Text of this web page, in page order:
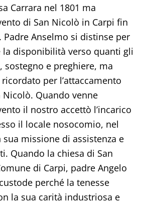
Carrara nel 1801 ma
di San Nicolò in Carpi fin
Padre Anselmo si distinse per
la disponibilità verso quanti gli
sostegno e preghiere, ma
per l’attaccamento
Nicolò. Quando venne
il nostro accettò l’incarico
il locale nosocomio, nel
missione di assistenza e
Quando la chiesa di San
di Carpi, padre Angelo
perché la tenesse
la sua carità industriosa e